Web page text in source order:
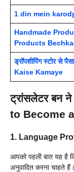
1 din mein
Handmade
Products
ड्रॉपशीपिंग स्टोर
Kaise Kamaye
ट्रांसलेटर बन
to Become
1. Language
आपको पहली बात यह है
अनुवादित करना चाहते